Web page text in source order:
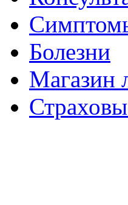
Болезни
Магазин